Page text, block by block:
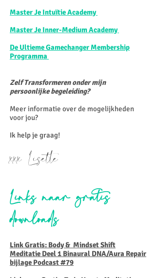
Master Je Intuïtie Academy
Master Je Inner-Medium Academy
De Ultieme Gamechanger Membership
Programma
Zelf Transformeren onder mijn
persoonlijke begeleiding?
Meer informatie over de mogelijkheden
voor jou?
Ik help je graag!
xxx Lisette
Links naar gratis
downloads
Link Gratis: Body & Mindset Shift
Meditatie Deel 1 Binaural DNA/Aura Repair
bijlage Podcast #79